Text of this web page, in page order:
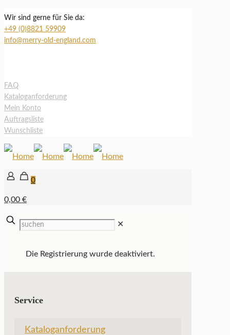
Wir sind gerne für Sie da:
+49 (0)8821 59909
info@merry-old-england.com
FAQ
Kataloganforderung
Mein Konto
Auftragsliste
Wunschliste
0
0,00 €
✕
Die Registrierung wurde deaktiviert.
Service
Kataloganforderung